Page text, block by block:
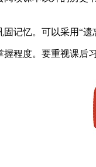
记忆。可以采用“
程度。要重视课后